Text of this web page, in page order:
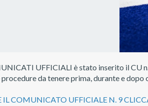
UFFICIALI è stato inserito il CU
da tenere prima, durante e dopo
IL COMUNICATO UFFICIALE N. 9